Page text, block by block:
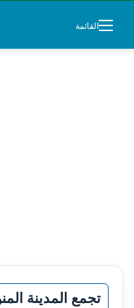
القائمة
تجمع المدينة